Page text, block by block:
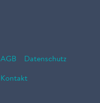
AGB Datenschutz
Kontakt